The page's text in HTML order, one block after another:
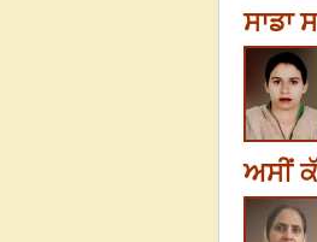
ਸਾਡਾ
ਅਸੀਂ